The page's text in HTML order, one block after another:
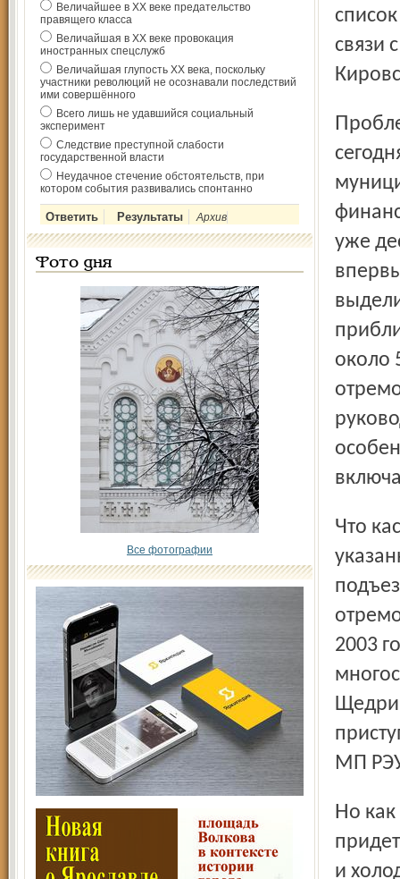
Величайшее в ХХ веке предательство
правящего класса
Величайшая в ХХ веке провокация
иностранных спецслужб
Величайшая глупость ХХ века, поскольку
участники революций не осознавали последствий
ими совершённого
Всего лишь не удавшийся социальный
эксперимент
Следствие преступной слабости
государственной власти
Неудачное стечение обстоятельств, при
котором события развивались спонтанно
Архив
Фото дня
Все фотографии
связи
Проблема ремонта подъездов – одна из самых острых на
уже
около
Что касается Кировского района, где и находится
2003
МП
Но как бы дело ни решилось, а зимовать все равно
и